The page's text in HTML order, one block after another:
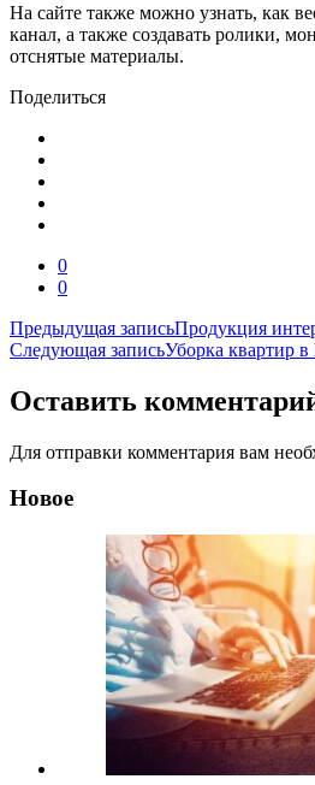
На сайте также можно узнать, как
канал, а также создавать ролики,
отснятые материалы.
Поделиться
0
0
Навигация
по
записям
Предыдущая записьПродукция
Следующая записьУборка квартир в
Оставить
Для отправки комментария вам
Новое